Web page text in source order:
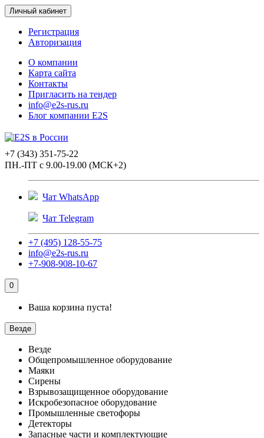
Личный кабинет
Регистрация
Авторизация
О компании
Карта сайта
Контакты
Пригласить на тендер
info@e2s-rus.ru
Блог компании E2S
+7 (343) 351-75-22
ПН.-ПТ с 9.00-19.00 (МСК+2)
Чат WhatsApp
Чат Telegram
+7 (495) 128-55-75
info@e2s-rus.ru
+7-908-908-10-67
0
Ваша корзина пуста!
Везде
Везде
Общепромышленное оборудование
Маяки
Сирены
Взрывозащищенное оборудование
Искробезопасное оборудование
Промышленные светофоры
Детекторы
Запасные части и комплектующие